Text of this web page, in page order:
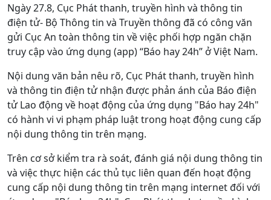
Ngày 27.8, Cục Phát thanh, truyền hình và thông tin
điện tử- Bộ Thông tin và Truyền thông đã có công văn
gửi Cục An toàn thông tin về việc phối hợp ngăn chặn
truy cập vào ứng dụng (app) “Báo hay 24h” ở Việt Nam.
Nội dung văn bản nêu rõ, Cục Phát thanh, truyền hình
và thông tin điện tử nhận được phản ánh của Báo điện
tử Lao động về hoạt động của ứng dụng "Báo hay 24h"
có hành vi vi phạm pháp luật trong hoạt động cung cấp
nội dung thông tin trên mạng.
Trên cơ sở kiểm tra rà soát, đánh giá nội dung thông tin
và việc thực hiện các thủ tục liên quan đến hoạt động
cung cấp nội dung thông tin trên mạng internet đối với